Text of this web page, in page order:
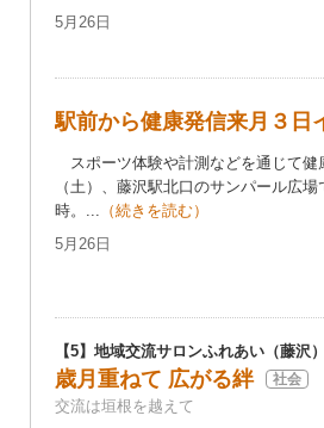
5月26日
駅前から健康発信来月３日
スポーツ体験や計測などを通じて健
（土）、藤沢駅北口のサンパール広
時。... （続きを読む）
5月26日
【5】地域交流サロンふれあい（藤沢）
歳月重ねて 広がる絆 社会
交流は垣根を越えて